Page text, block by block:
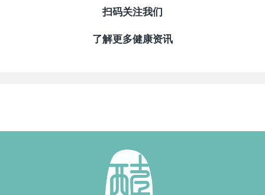
扫码关注我们
了解更多健康资讯